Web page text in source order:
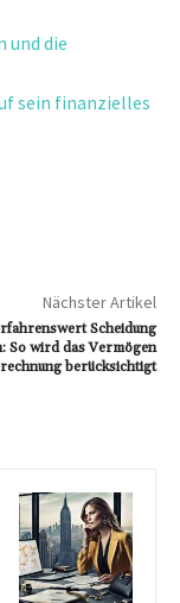
und die
sein finanzielles
Nächster Artikel
Scheidung
So wird das Vermögen
berücksichtigt